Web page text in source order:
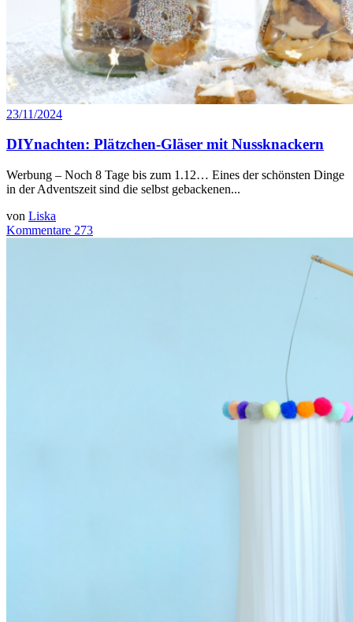
23/11/2024
DIYnachten: Plätzchen-Gläser mit Nussknackern
Werbung – Noch 8 Tage bis zum 1.12… Eines der schönsten Dinge
in der Adventszeit sind die selbst gebackenen...
von Liska
Kommentare 273